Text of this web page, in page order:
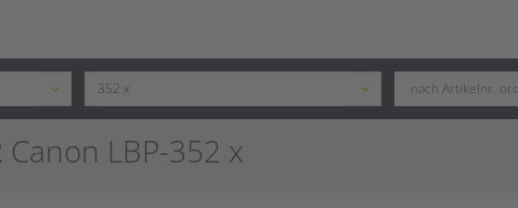
Canon LBP-352 x